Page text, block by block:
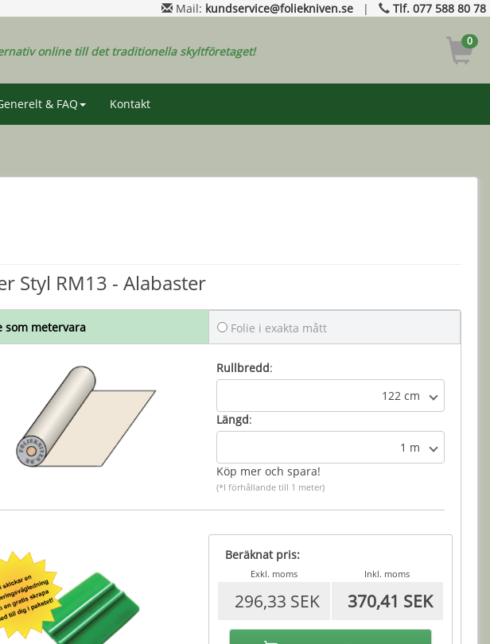
Mail: kundservice@foliekniven.se | Tlf. 077 588 80 78
online till det traditionella skyltföretaget!
0
& FAQ Kontakt
Styl RM13 - Alabaster
som metervara Folie i exakta mått
Rullbredd:
122 cm
Längd:
1 m
Köp mer och spara!
(*I förhållande till 1 meter)
Beräknat pris:
Exkl. moms Inkl. moms
296,33 SEK 370,41 SEK